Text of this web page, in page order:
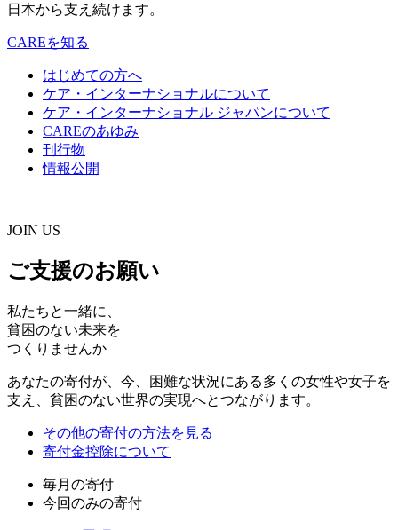
日本から支え続けます。
CAREを知る
はじめての方へ
ケア・インターナショナルについて
ケア・インターナショナル ジャパンについて
CAREのあゆみ
刊行物
情報公開
JOIN US
ご支援のお願い
私たちと一緒に、
貧困のない未来を
つくりませんか
あなたの寄付が、今、困難な状況にある多くの女性や女子を
支え、貧困のない世界の実現へとつながります。
その他の寄付の方法を見る
寄付金控除について
毎月の寄付
今回のみの寄付